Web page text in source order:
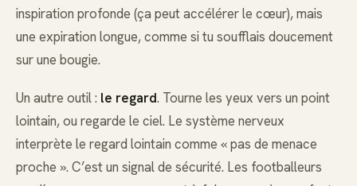
inspiration profonde (ça peut accélérer le cœur), mais
une expiration longue, comme si tu soufflais doucement
sur une bougie.
Un autre outil : le regard. Tourne les yeux vers un point
lointain, ou regarde le ciel. Le système nerveux
interprète le regard lointain comme « pas de menace
proche ». C’est un signal de sécurité. Les footballeurs